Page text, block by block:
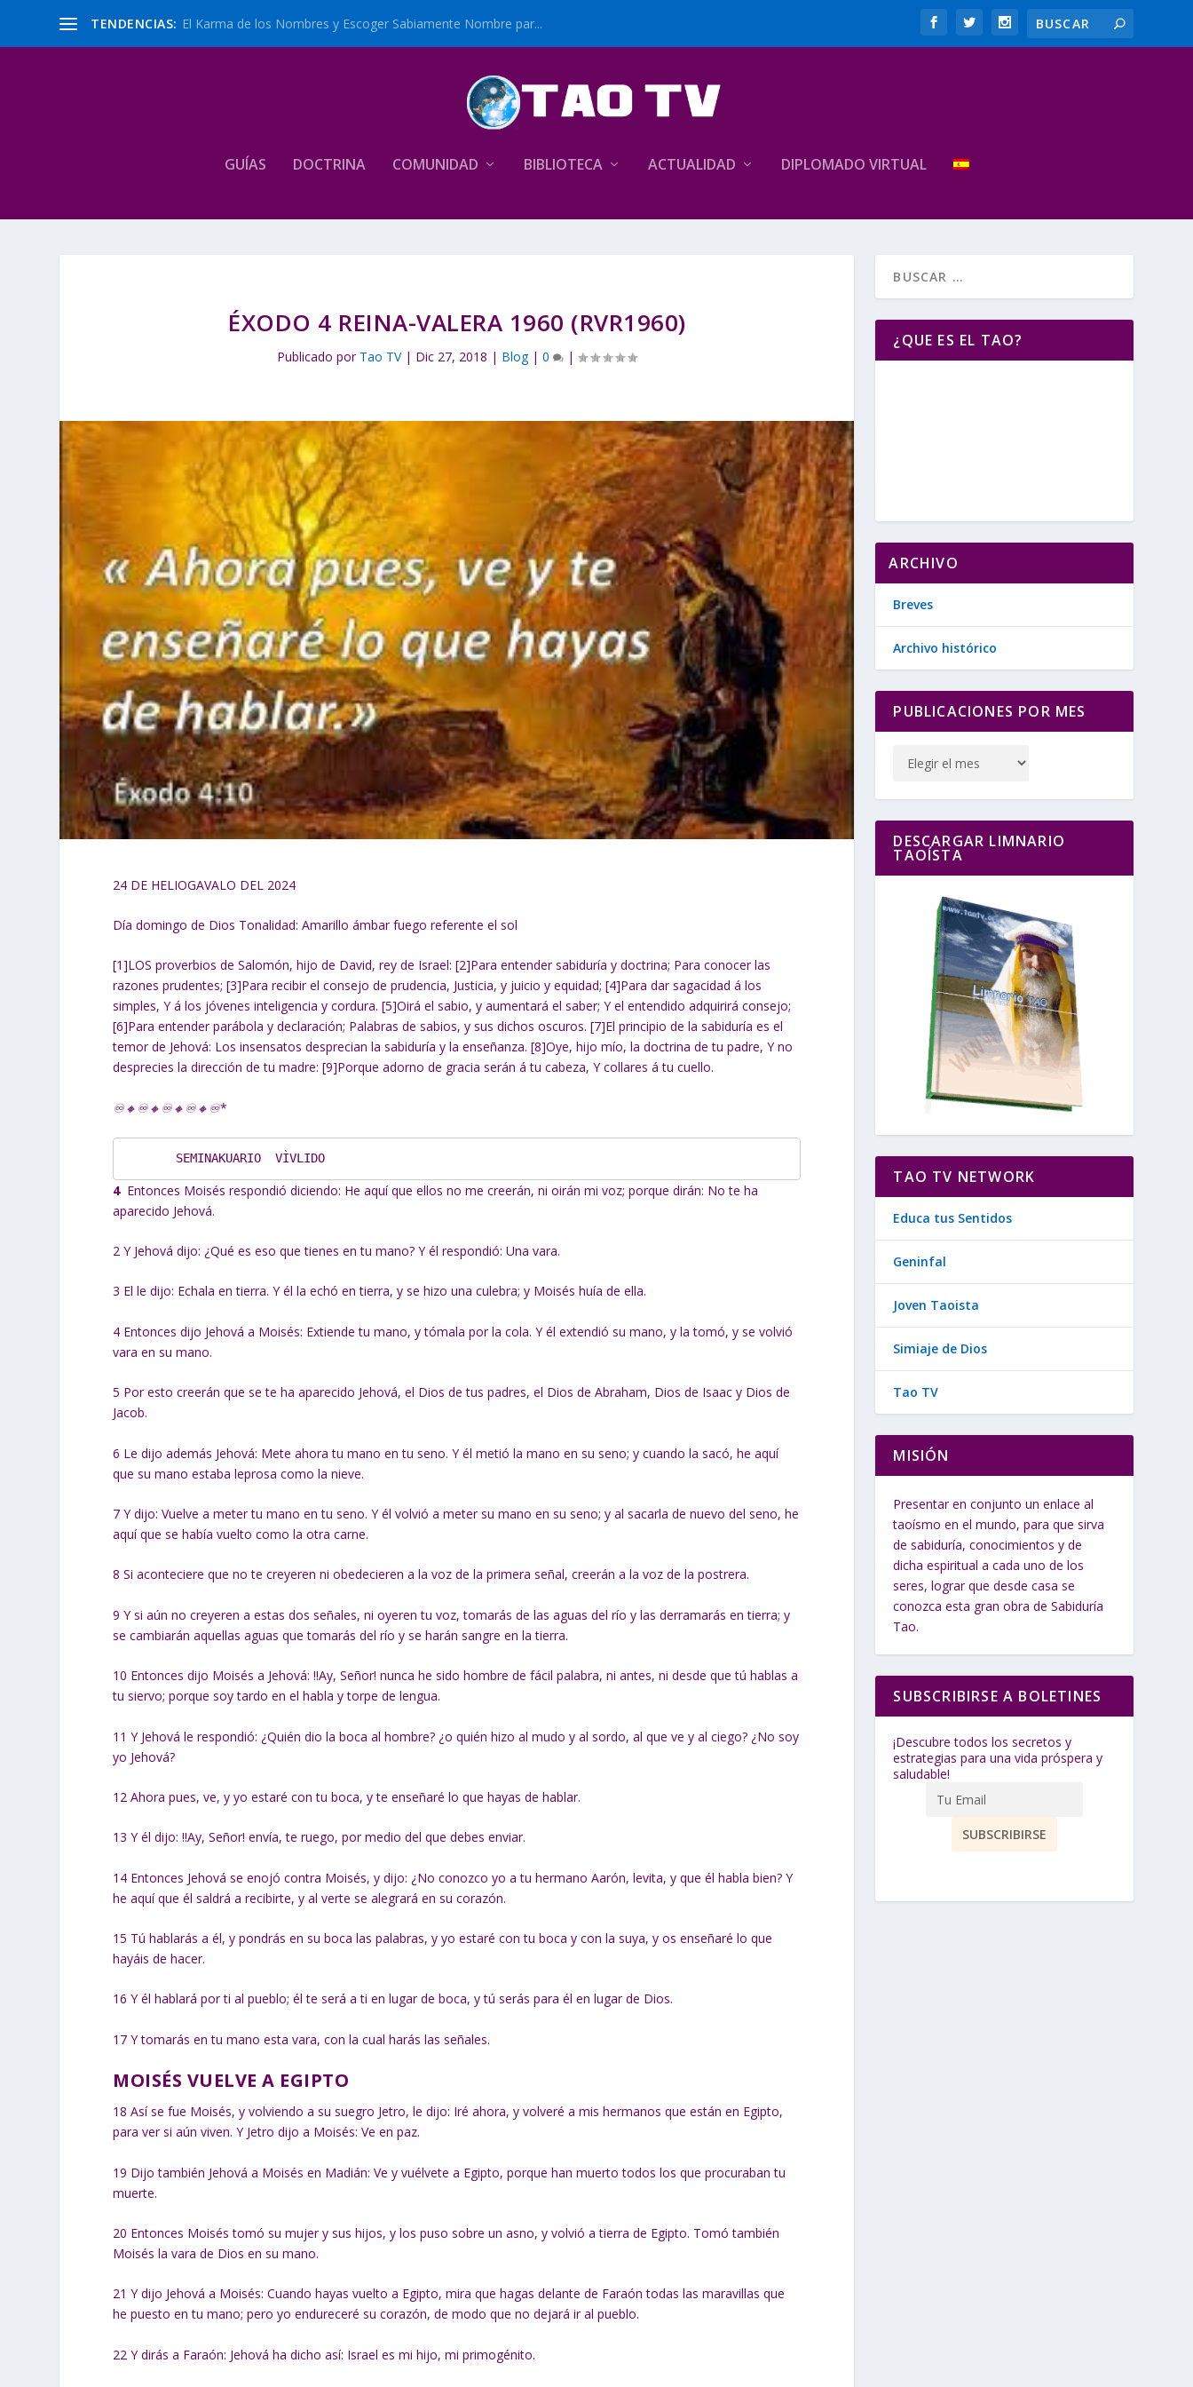
TENDENCIAS: El Karma de los Nombres y Escoger Sabiamente Nombre par...
GUÍAS DOCTRINA COMUNIDAD BIBLIOTECA ACTUALIDAD DIPLOMADO VIRTUAL
ÉXODO 4 REINA-VALERA 1960 (RVR1960)
Publicado por Tao TV| Dic 27, 2018 | Blog|0 |
24 DE HELIOGAVALO DEL 2024
Día domingo de Dios Tonalidad: Amarillo ámbar fuego referente el sol
[1]LOS proverbios de Salomón, hijo de David, rey de Israel: [2]Para entender sabiduría y doctrina; Para conocer las
razones prudentes; [3]Para recibir el consejo de prudencia, Justicia, y juicio y equidad; [4]Para dar sagacidad á los
simples, Y á los jóvenes inteligencia y cordura. [5]Oirá el sabio, y aumentará el saber; Y el entendido adquirirá consejo;
[6]Para entender parábola y declaración; Palabras de sabios, y sus dichos oscuros. [7]El principio de la sabiduría es el
temor de Jehová: Los insensatos desprecian la sabiduría y la enseñanza. [8]Oye, hijo mío, la doctrina de tu padre, Y no
desprecies la dirección de tu madre: [9]Porque adorno de gracia serán á tu cabeza, Y collares á tu cuello.
♾🔸♾🔸♾🔸♾🔸♾*
       SEMINAKUARIO  VÌVLIDO
4 Entonces Moisés respondió diciendo: He aquí que ellos no me creerán, ni oirán mi voz; porque dirán: No te ha
aparecido Jehová.
2Y Jehová dijo: ¿Qué es eso que tienes en tu mano? Y él respondió: Una vara.
3 El le dijo: Echala en tierra. Y él la echó en tierra, y se hizo una culebra; y Moisés huía de ella.
4 Entonces dijo Jehová a Moisés: Extiende tu mano, y tómala por la cola. Y él extendió su mano, y la tomó, y se volvió
vara en su mano.
5 Por esto creerán que se te ha aparecido Jehová, el Dios de tus padres, el Dios de Abraham, Dios de Isaac y Dios de
Jacob.
6 Le dijo además Jehová: Mete ahora tu mano en tu seno. Y él metió la mano en su seno; y cuando la sacó, he aquí
que su mano estaba leprosa como la nieve.
7Y dijo: Vuelve a meter tu mano en tu seno. Y él volvió a meter su mano en su seno; y al sacarla de nuevo del seno, he
aquí que se había vuelto como la otra carne.
8Si aconteciere que no te creyeren ni obedecieren a la voz de la primera señal, creerán a la voz de la postrera.
9Y si aún no creyeren a estas dos señales, ni oyeren tu voz, tomarás de las aguas del río y las derramarás en tierra; y
se cambiarán aquellas aguas que tomarás del río y se harán sangre en la tierra.
10 Entonces dijo Moisés a Jehová: !!Ay, Señor! nunca he sido hombre de fácil palabra, ni antes, ni desde que tú hablas a
tu siervo; porque soy tardo en el habla y torpe de lengua.
11Y Jehová le respondió: ¿Quién dio la boca al hombre? ¿o quién hizo al mudo y al sordo, al que ve y al ciego? ¿No soy
yo Jehová?
12Ahora pues, ve, y yo estaré con tu boca, y te enseñaré lo que hayas de hablar.
13Y él dijo: !!Ay, Señor! envía, te ruego, por medio del que debes enviar.
14 Entonces Jehová se enojó contra Moisés, y dijo: ¿No conozco yo a tu hermano Aarón, levita, y que él habla bien? Y
he aquí que él saldrá a recibirte, y al verte se alegrará en su corazón.
15 Tú hablarás a él, y pondrás en su boca las palabras, y yo estaré con tu boca y con la suya, y os enseñaré lo que
hayáis de hacer.
16Y él hablará por ti al pueblo; él te será a ti en lugar de boca, y tú serás para él en lugar de Dios.
17Y tomarás en tu mano esta vara, con la cual harás las señales.
MOISÉS VUELVE A EGIPTO
18Así se fue Moisés, y volviendo a su suegro Jetro, le dijo: Iré ahora, y volveré a mis hermanos que están en Egipto,
para ver si aún viven. Y Jetro dijo a Moisés: Ve en paz.
19 Dijo también Jehová a Moisés en Madián: Ve y vuélvete a Egipto, porque han muerto todos los que procuraban tu
muerte.
20 Entonces Moisés tomó su mujer y sus hijos, y los puso sobre un asno, y volvió a tierra de Egipto. Tomó también
Moisés la vara de Dios en su mano.
21Y dijo Jehová a Moisés: Cuando hayas vuelto a Egipto, mira que hagas delante de Faraón todas las maravillas que
he puesto en tu mano; pero yo endureceré su corazón, de modo que no dejará ir al pueblo.
22Y dirás a Faraón: Jehová ha dicho así: Israel es mi hijo, mi primogénito.
¿QUE ES EL TAO?
ARCHIVO
Breves
Archivo histórico
PUBLICACIONES POR MES
DESCARGAR LIMNARIO
TAOÍSTA
TAO TV NETWORK
Educa tus Sentidos
Geninfal
Joven Taoista
Simiaje de Dios
Tao TV
MISIÓN
Presentar en conjunto un enlace al
taoísmo en el mundo, para que sirva
de sabiduría, conocimientos y de
dicha espiritual a cada uno de los
seres, lograr que desde casa se
conozca esta gran obra de Sabiduría
Tao.
SUBSCRIBIRSE A BOLETINES
¡Descubre todos los secretos y
estrategias para una vida próspera y
saludable!